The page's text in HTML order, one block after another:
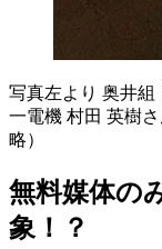
写真左より 奥井組
一電機 村田 英樹
略）
無料媒体の
象！？